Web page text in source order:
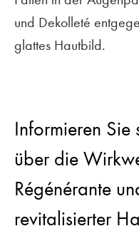
und Dekolleté
glattes Hautbild.
Informieren Sie
über die
Régénérante
revitalisierter